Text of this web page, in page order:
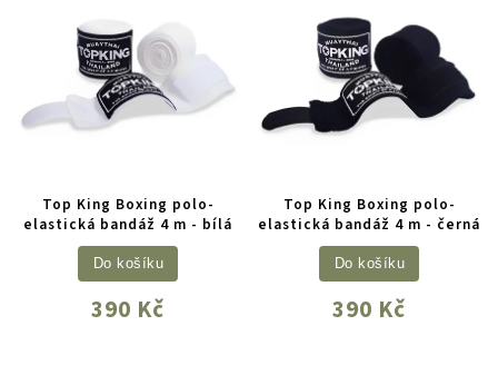
Top King Boxing polo-
elastická bandáž 4 m - bílá
390 Kč
Do košíku
Top King Boxing polo-
elastická bandáž 4 m - černá
390 Kč
Do košíku